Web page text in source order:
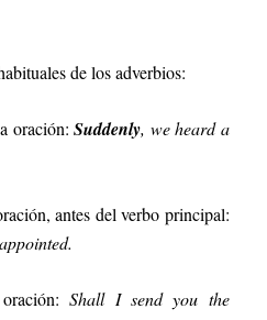
de los adverbios:
oración:Suddenly, we heard a
antes del verbo principal:
Shall I send you the